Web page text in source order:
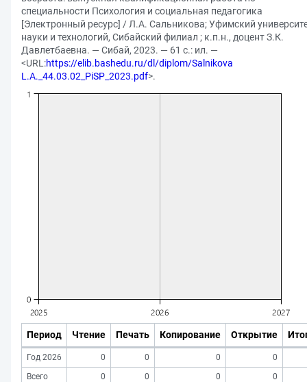
специальности Психология и социальная педагогика
[Электронный ресурс] / Л.А. Сальникова; Уфимский
науки и технологий, Сибайский филиал ; к.п.н., доцент З.К.
Давлетбаевна. — Сибай, 2023. — 61 с.: ил. —
<URL:https://elib.bashedu.ru/dl/diplom/Salnikova
L.A._44.03.02_PiSP_2023.pdf>.
Период Чтение Печать Копирование Открытие
Год 2026 0 0 0
0
Всего
0 0 0 0